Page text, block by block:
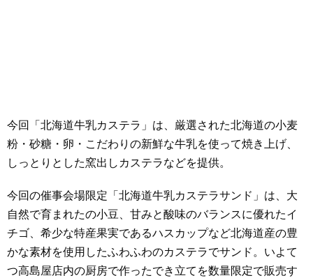
今回「北海道牛乳カステラ」は、厳選された北海道の小麦
粉・砂糖・卵・こだわりの新鮮な牛乳を使って焼き上げ、
しっとりとした窯出しカステラなどを提供。
今回の催事会場限定「北海道牛乳カステラサンド」は、大
自然で育まれたの小豆、甘みと酸味のバランスに優れたイ
チゴ、希少な特産果実であるハスカップなど北海道産の豊
かな素材を使用したふわふわのカステラでサンド。いよて
つ高島屋店内の厨房で作ったでき立てを数量限定で販売す